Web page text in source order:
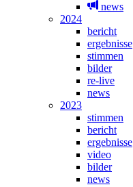
news
2024
bericht
ergebnisse
stimmen
bilder
re-live
news
2023
stimmen
bericht
ergebnisse
video
bilder
news